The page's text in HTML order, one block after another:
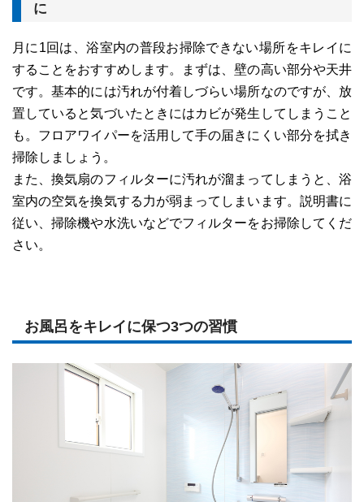
に
月に1回は、浴室内の普段お掃除できない場所をキレイに
することをおすすめします。まずは、壁の高い部分や天井
です。基本的には汚れが付着しづらい場所なのですが、放
置していると気づいたときにはカビが発生してしまうこと
も。フロアワイパーを活用して手の届きにくい部分を拭き
掃除しましょう。
また、換気扇のフィルターに汚れが溜まってしまうと、浴
室内の空気を換気する力が弱まってしまいます。説明書に
従い、掃除機や水洗いなどでフィルターをお掃除してくだ
さい。
お風呂をキレイに保つ3つの習慣